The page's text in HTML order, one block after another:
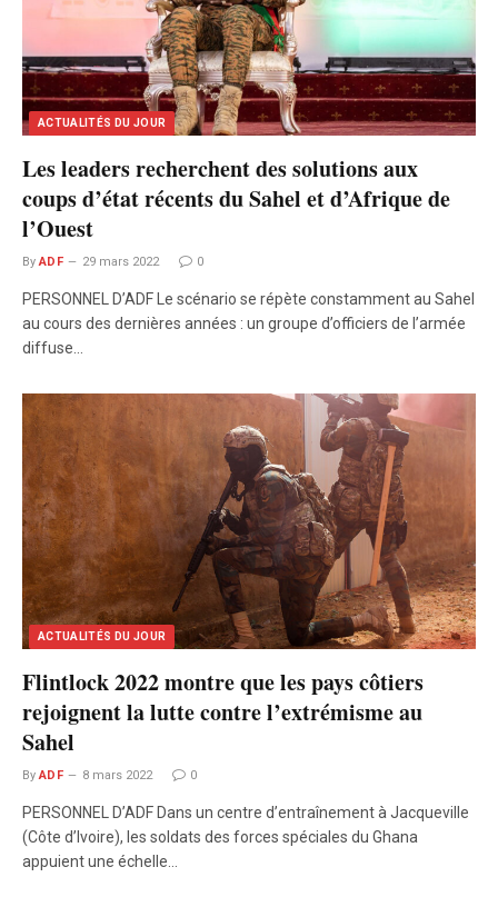
ACTUALITÉS DU JOUR
Les leaders recherchent des solutions aux
coups d’état récents du Sahel et d’Afrique de
l’Ouest
By ADF 29 mars 2022 0
PERSONNEL D’ADF Le scénario se répète constamment au Sahel
au cours des dernières années : un groupe d’officiers de l’armée
diffuse…
ACTUALITÉS DU JOUR
Flintlock 2022 montre que les pays côtiers
rejoignent la lutte contre l’extrémisme au
Sahel
By ADF 8 mars 2022 0
PERSONNEL D’ADF Dans un centre d’entraînement à Jacqueville
(Côte d’Ivoire), les soldats des forces spéciales du Ghana
appuient une échelle…